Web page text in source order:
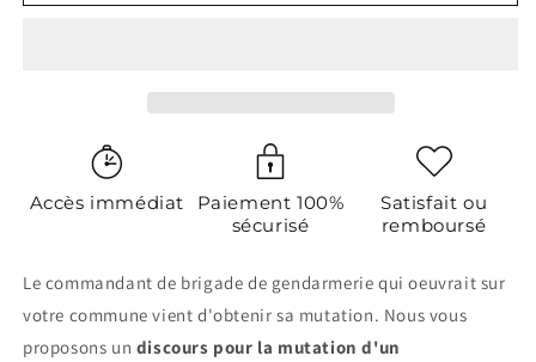
Accès immédiat
Paiement 100%
sécurisé
Satisfait ou
remboursé
Le commandant de brigade de gendarmerie qui oeuvrait sur
votre commune vient d'obtenir sa mutation. Nous vous
proposons un discours pour la mutation d'un